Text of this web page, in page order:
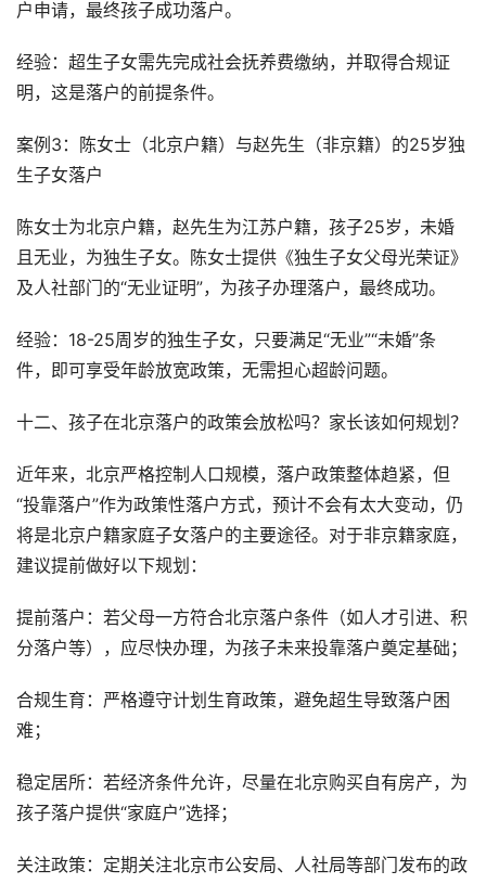
户申请，最终孩子成功落户。
经验：超生子女需先完成社会抚养费缴纳，并取得合规证
明，这是落户的前提条件。
案例3：陈女士（北京户籍）与赵先生（非京籍）的25岁独
生子女落户
陈女士为北京户籍，赵先生为江苏户籍，孩子25岁，未婚
且无业，为独生子女。陈女士提供《独生子女父母光荣证》
及人社部门的“无业证明”，为孩子办理落户，最终成功。
经验：18-25周岁的独生子女，只要满足“无业”“未婚”条
件，即可享受年龄放宽政策，无需担心超龄问题。
十二、孩子在北京落户的政策会放松吗？家长该如何规划？
近年来，北京严格控制人口规模，落户政策整体趋紧，但
“投靠落户”作为政策性落户方式，预计不会有太大变动，仍
将是北京户籍家庭子女落户的主要途径。对于非京籍家庭，
建议提前做好以下规划：
提前落户：若父母一方符合北京落户条件（如人才引进、积
分落户等），应尽快办理，为孩子未来投靠落户奠定基础；
合规生育：严格遵守计划生育政策，避免超生导致落户困
难；
稳定居所：若经济条件允许，尽量在北京购买自有房产，为
孩子落户提供“家庭户”选择；
关注政策：定期关注北京市公安局、人社局等部门发布的政